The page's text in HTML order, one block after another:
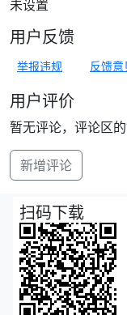
未设置
用户反馈
举报违规 反馈意
用户评价
暂无评论，评论区
新增评论
扫码下载